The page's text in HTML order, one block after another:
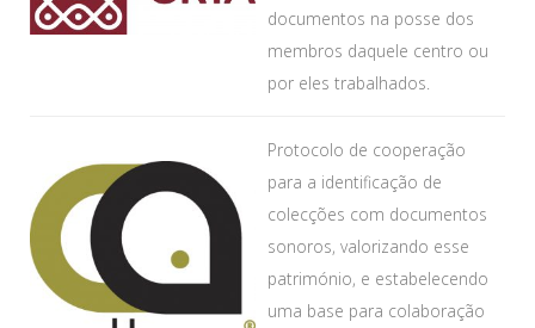
documentos na posse dos
membros daquele centro ou
por eles trabalhados.
Protocolo de cooperação
para a identificação de
colecções com documentos
sonoros, valorizando esse
património, e estabelecendo
uma base para colaboração